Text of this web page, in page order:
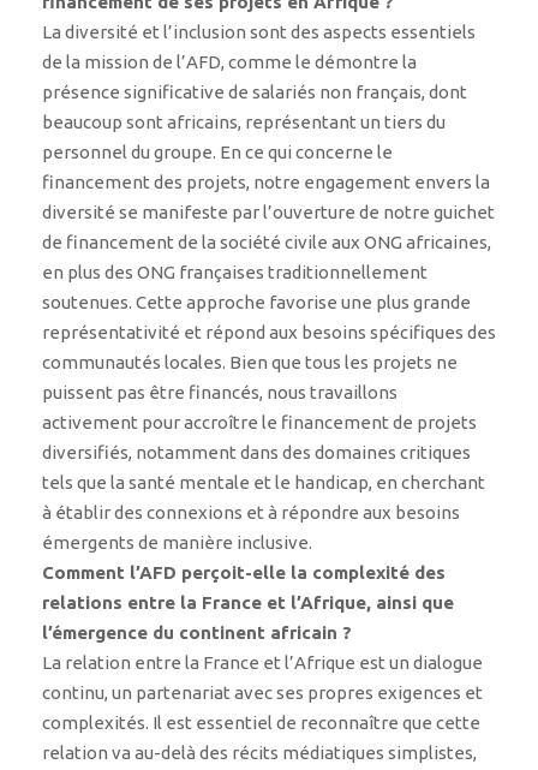
La diversité et l’inclusion sont des aspects essentiels
de la mission de l’AFD, comme le démontre la
présence significative de salariés non français, dont
beaucoup sont africains, représentant un tiers du
personnel du groupe. En ce qui concerne le
financement des projets, notre engagement envers la
diversité se manifeste par l’ouverture de notre guichet
de financement de la société civile aux ONG africaines,
en plus des ONG françaises traditionnellement
soutenues. Cette approche favorise une plus grande
représentativité et répond aux besoins spécifiques des
communautés locales. Bien que tous les projets ne
puissent pas être financés, nous travaillons
activement pour accroître le financement de projets
diversifiés, notamment dans des domaines critiques
tels que la santé mentale et le handicap, en cherchant
à établir des connexions et à répondre aux besoins
émergents de manière inclusive.
Comment l’AFD perçoit-elle la complexité des
relations entre la France et l’Afrique, ainsi que
l’émergence du continent africain ?
La relation entre la France et l’Afrique est un dialogue
continu, un partenariat avec ses propres exigences et
complexités. Il est essentiel de reconnaître que cette
relation va au-delà des récits médiatiques simplistes,